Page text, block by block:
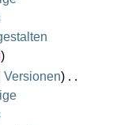
Versionen